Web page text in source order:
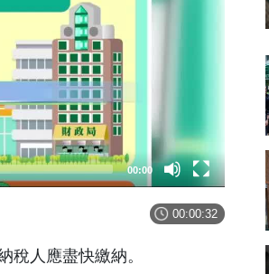
00:00
00:00:32
稅人應盡快繳納。